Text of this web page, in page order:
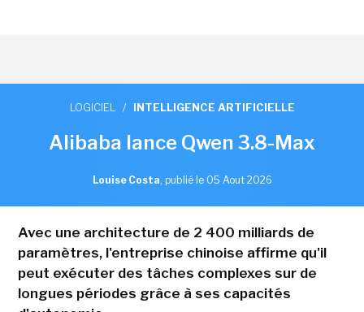
LOGICIEL / INTELLIGENCE ARTIFICIELLE
Alibaba lance Qwen 3.8-Max
Louise Costa, publié le 05 Aout 2026
Avec une architecture de 2 400 milliards de
paramètres, l'entreprise chinoise affirme qu'il
peut exécuter des tâches complexes sur de
longues périodes grâce à ses capacités